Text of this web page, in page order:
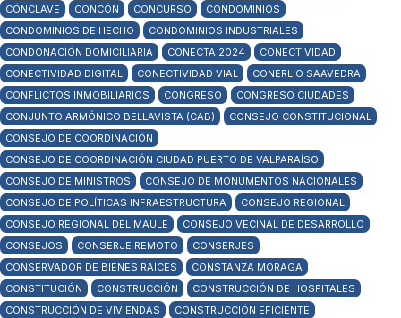
CÓNCLAVE
CONCÓN CONCURSO
CONDOMINIOS
CONDOMINIOS DE HECHO
CONDOMINIOS INDUSTRIALES
CONDONACIÓN DOMICILIARIA
CONECTA 2024
CONECTIVIDAD
CONECTIVIDAD DIGITAL
CONECTIVIDAD VIAL
CONERLIO SAAVEDRA
CONFLICTOS INMOBILIARIOS
CONGRESO
CONGRESO CIUDADES
CONJUNTO ARMÓNICO BELLAVISTA (CAB)
CONSEJO CONSTITUCIONAL
CONSEJO DE COORDINACIÓN
CONSEJO DE COORDINACIÓN CIUDAD PUERTO DE VALPARAÍSO
CONSEJO DE MINISTROS
CONSEJO DE MONUMENTOS NACIONALES
CONSEJO DE POLÍTICAS INFRAESTRUCTURA
CONSEJO REGIONAL
CONSEJO REGIONAL DEL MAULE
CONSEJO VECINAL DE DESARROLLO
CONSEJOS
CONSERJE REMOTO
CONSERJES
CONSERVADOR DE BIENES RAÍCES
CONSTANZA MORAGA
CONSTITUCIÓN
CONSTRUCCIÓN
CONSTRUCCIÓN DE HOSPITALES
CONSTRUCCIÓN DE VIVIENDAS
CONSTRUCCIÓN EFICIENTE